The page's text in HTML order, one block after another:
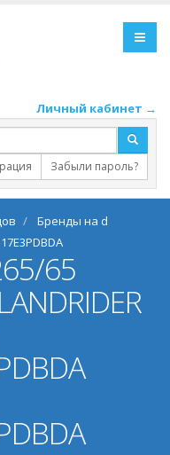
Личный кабинет →
Забыли пароль?
Бренды на d
65